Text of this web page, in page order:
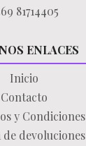
81714405
ENLACES
Inicio
Contacto
y Condiciones
devoluciones